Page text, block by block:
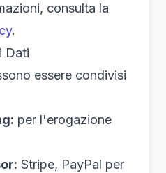
consulta la
.
Dati
essere condivisi
per l'erogazione
Stripe, PayPal per